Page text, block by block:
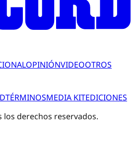
OPINIÓNVIDEOOTROS
TÉRMINOSMEDIA KITEDICIONES
los derechos reservados.